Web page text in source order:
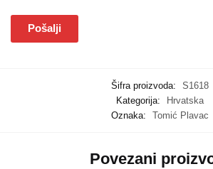
Šifra proizvoda:
S1618
Kategorija:
Hrvatska
Oznaka:
Tomić Plavac
Povezani